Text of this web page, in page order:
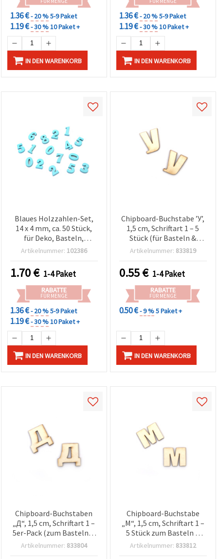
1.36 €- 20 %5-9 Paket
1.19 €- 30 %10 Paket +
IN DEN WARENKORB
1.36 €- 20 %5-9 Paket
1.19 €- 30 %10 Paket +
IN DEN WARENKORB
Blaues Holzzahlen-Set,
14 x 4 mm, ca. 50 Stück,
für Deko, Basteln,
Scrapbooking &
Artikelnummer: 102386
1.70€ 1-4 Paket
RABATTE
FÜR MENGE
1.36 €- 20 %5-9 Paket
1.19 €- 30 %10 Paket +
IN DEN WARENKORB
Chipboard-Buchstabe ’У’,
1,5 cm, Schriftart 1 – 5
Stück (für Basteln &
Scrapbooking)
Artikelnummer: 833819
0.55€ 1-4 Paket
RABATTE
FÜR MENGE
0.50 €- 9 %5 Paket +
IN DEN WARENKORB
Chipboard-Buchstaben
„Д“, 1,5 cm, Schriftart 1 –
5er-Pack (zum Basteln &
Scrapbooking)
Artikelnummer: 833804
Chipboard-Buchstabe
„M“, 1,5 cm, Schriftart 1 –
5 Stück zum Basteln &
Scrapbooking
Artikelnummer: 833812